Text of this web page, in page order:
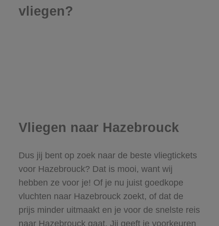
vliegen?
Vliegen naar Hazebrouck
Dus jij bent op zoek naar de beste vliegtickets
voor Hazebrouck? Dat is mooi, want wij
hebben ze voor je! Of je nu juist goedkope
vluchten naar Hazebrouck zoekt, of dat de
prijs minder uitmaakt en je voor de snelste reis
naar Hazebrouck gaat. Jij geeft je voorkeuren